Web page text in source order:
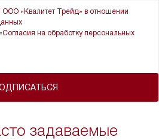
ООО «Квалитет Трейд» в отношении
Согласия на обработку персональных
задаваемые